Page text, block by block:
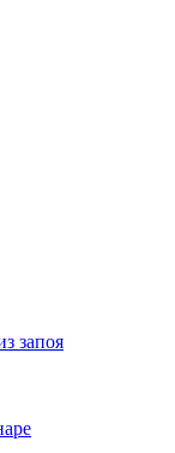
запоя